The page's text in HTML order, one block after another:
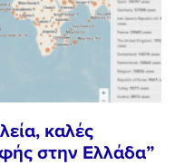
καλές
στην Ελλάδα”